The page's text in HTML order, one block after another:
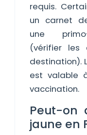
requis.
un carnet
une
(vérifier les
destination).
est valable
vaccination.
Peut-on
jaune en